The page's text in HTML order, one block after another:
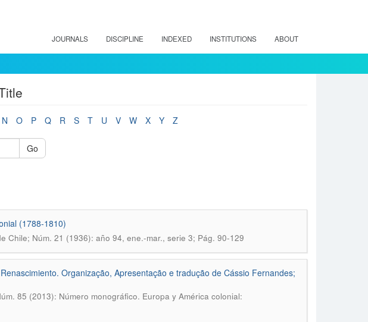
JOURNALS DISCIPLINE INDEXED INSTITUTIONS ABOUT
N O P Q R S T U V W X Y Z
Go
(1788-1810)
Chile; Núm. 21 (1936): año 94, ene.-mar., serie 3; Pág. 90-129
Organização, Apresentação e tradução de Cássio Fernandes;
85 (2013): Número monográfico. Europa y América colonial: